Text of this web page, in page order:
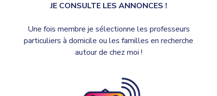
JE CONSULTE LES ANNONCES !
Une fois membre je sélectionne les professeurs
particuliers à domicile ou les familles en recherche
autour de chez moi !